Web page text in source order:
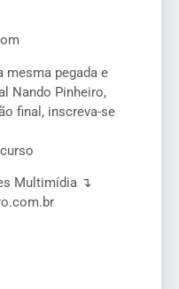
pegada e
Nando Pinheiro,
final, inscreva-se
Multimídia ↴